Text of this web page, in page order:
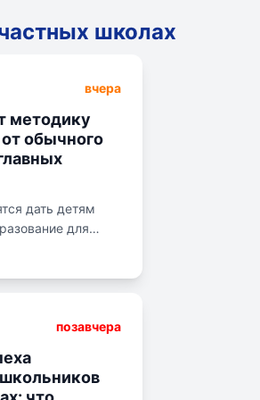
школах
вчера
методику
обычного
дать детям
для
Обучение по
уроки на
детей.
позавчера